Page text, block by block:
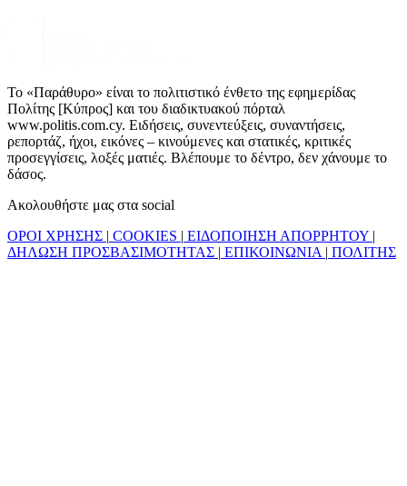
Το «Παράθυρο» είναι το πολιτιστικό ένθετο της εφημερίδας
Πολίτης [Κύπρος] και του διαδικτυακού πόρταλ
www.politis.com.cy. Ειδήσεις, συνεντεύξεις, συναντήσεις,
ρεπορτάζ, ήχοι, εικόνες – κινούμενες και στατικές, κριτικές
προσεγγίσεις, λοξές ματιές. Βλέπουμε το δέντρο, δεν χάνουμε το
δάσος.
Ακολουθήστε μας στα social
ΟΡΟΙ ΧΡΗΣΗΣ | COOKIES | ΕΙΔΟΠΟΙΗΣΗ ΑΠΟΡΡΗΤΟΥ |
ΔΗΛΩΣΗ ΠΡΟΣΒΑΣΙΜΟΤΗΤΑΣ | ΕΠΙΚΟΙΝΩΝΙΑ | ΠΟΛΙΤΗΣ